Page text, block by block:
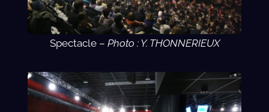
Spectacle – Photo : Y. THONNERIEUX